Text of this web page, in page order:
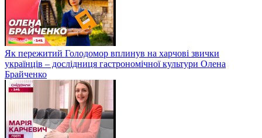
Як пережитий Голодомор вплинув на харчові звички
українців – дослідниця гастрономічної культури Олена
Брайченко